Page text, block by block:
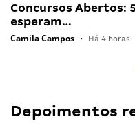
Concursos Abertos:
esperam…
Camila Campos • Há 4 horas
Depoimentos